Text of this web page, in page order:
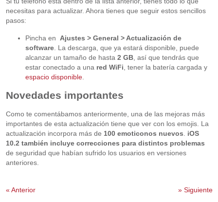
necesitas para actualizar. Ahora tienes que seguir estos sencillos
pasos:
Pincha en Ajustes > General > Actualización de
software. La descarga, que ya estará disponible, puede
alcanzar un tamaño de hasta 2 GB, así que tendrás que
estar conectado a una red WiFi , tener la batería cargada y
espacio disponible.
Novedades importantes
Como te comentábamos anteriormente, una de las mejoras más
importantes de esta actualización tiene que ver con los emojis. La
actualización incorpora más de 100 emoticonos nuevos
iOS
10.2 también incluye correcciones para distintos problemas
de seguridad que habían sufrido los usuarios en versiones
anteriores.
« Anterior »Siguiente